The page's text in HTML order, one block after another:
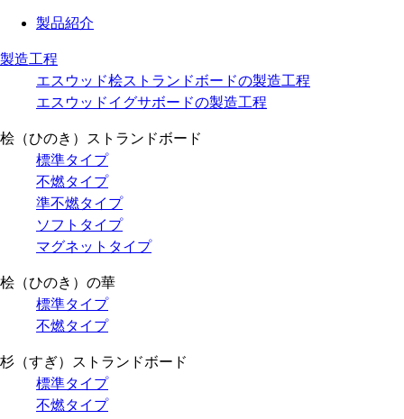
製品紹介
製造工程
エスウッド桧ストランドボードの製造工程
エスウッドイグサボードの製造工程
桧（ひのき）ストランドボード
標準タイプ
不燃タイプ
準不燃タイプ
ソフトタイプ
マグネットタイプ
桧（ひのき）の華
標準タイプ
不燃タイプ
杉（すぎ）ストランドボード
標準タイプ
不燃タイプ